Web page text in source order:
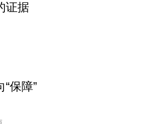
证据
保障”